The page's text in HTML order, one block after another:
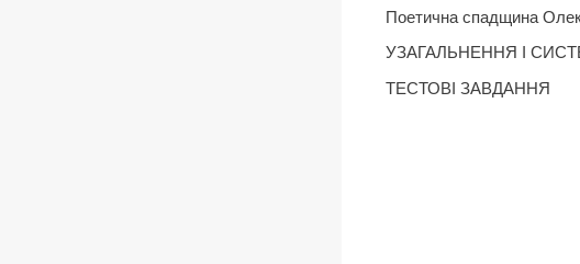
Поетична спадщина
УЗАГАЛЬНЕННЯ І
ТЕСТОВІ ЗАВДАННЯ